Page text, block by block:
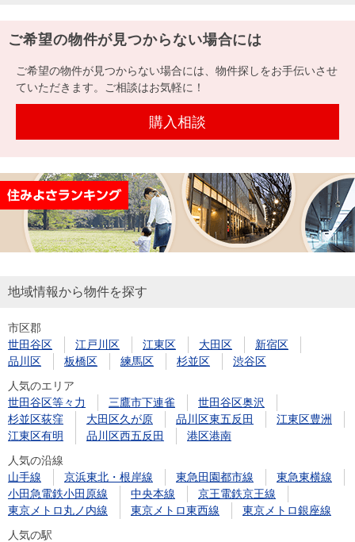
ご希望の物件が見つからない場合には
ご希望の物件が見つからない場合には、物件探しをお手伝いさせ
ていただきます。ご相談はお気軽に！
購入相談
地域情報から物件を探す
市区郡
世田谷区
江戸川区 江東区 大田区
新宿区
品川区
板橋区 練馬区 杉並区
渋谷区
人気のエリア
世田谷区等々力
三鷹市下連雀
世田谷区奥沢
杉並区荻窪
大田区久が原 品川区東五反田
江東区豊洲
江東区有明
品川区西五反田
港区港南
人気の沿線
山手線
京浜東北・根岸線 東急田園都市線
東急東横線
小田急電鉄小田原線
中央本線
京王電鉄京王線
東京メトロ丸ノ内線
東京メトロ東西線
東京メトロ銀座線
人気の駅